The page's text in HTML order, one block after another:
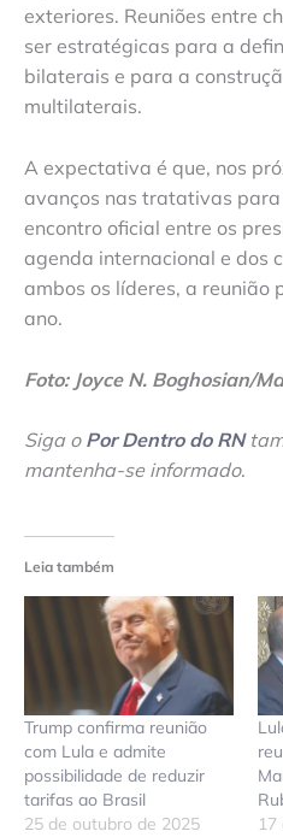
exteriores. Reuniões entre
ser estratégicas para a
bilaterais e para a
multilaterais.
A expectativa é que, nos
avanços nas tratativas
encontro oficial entre os
agenda internacional e dos
ambos os líderes, a reunião
ano.
Foto: Joyce N. Boghosian/
Siga o Por Dentro do RN
mantenha-se informado.
Leia também
Trump confirma reunião
com Lula e admite
possibilidade de reduzir
tarifas ao Brasil
25 de outubro de 2025
17